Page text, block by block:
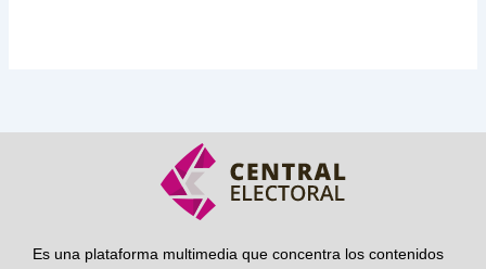
Es una plataforma multimedia que concentra los contenidos